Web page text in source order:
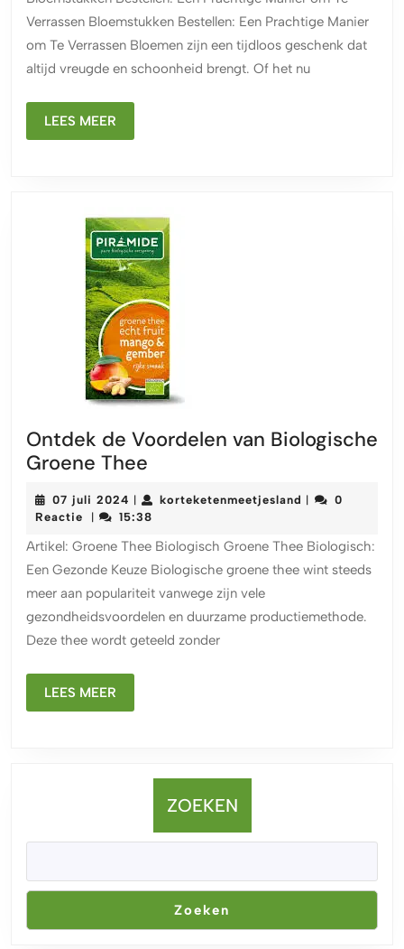
Elke
Gelegenheid
Verrassen Bloemstukken Bestellen: Een Prachtige Manier
om Te Verrassen Bloemen zijn een tijdloos geschenk dat
altijd vreugde en schoonheid brengt. Of het nu
LEES MEER
MEER
Ontdek de Voordelen van Biologische
Groene Thee
Voordelen
Biologische
Groene
Thee
07 juli 2024 07
juli
korteketenmeetjesland
0
Reactie
15:38
Artikel: Groene Thee Biologisch Groene Thee Biologisch:
Een Gezonde Keuze Biologische groene thee wint steeds
meer aan populariteit vanwege zijn vele
gezondheidsvoordelen en duurzame productiemethode.
Deze thee wordt geteeld zonder
LEES MEER
MEER
ZOEKEN
Zoeken